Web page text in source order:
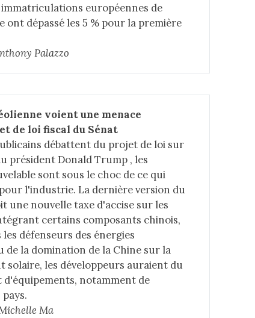
européennes de
ont dépassé les 5 % pour la première
Palazzo
voient une menace
de loi fiscal du Sénat
débattent du projet de loi sur
président Donald Trump , les
sont sous le choc de ce qui
l'industrie. La dernière version du
une nouvelle taxe d'accise sur les
certains composants chinois,
défenseurs des énergies
de la domination de la Chine sur la
solaire, les développeurs auraient du
notamment de
Ma